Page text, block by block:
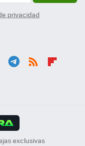
privacidad
exclusivas